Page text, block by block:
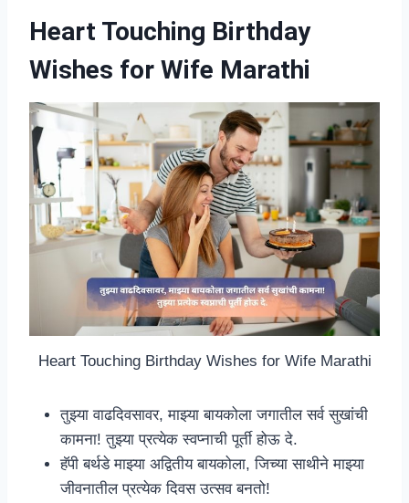
Heart Touching Birthday
Wishes for Wife Marathi
Heart Touching Birthday Wishes for Wife Marathi
तुझ्या वाढदिवसावर, माझ्या बायकोला जगातील सर्व सुखांची
कामना! तुझ्या प्रत्येक स्वप्नाची पूर्ती होऊ दे.
हॅपी बर्थडे माझ्या अद्वितीय बायकोला, जिच्या साथीने माझ्या
जीवनातील प्रत्येक दिवस उत्सव बनतो!